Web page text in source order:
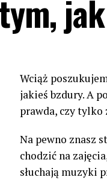
Wciąż
jakieś bzdury. A
prawda, czy
Na pewno znasz
chodzić na
słuchają muzyki